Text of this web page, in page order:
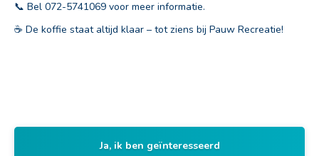
📞 Bel 072-5741069 voor meer informatie.
☕ De koffie staat altijd klaar – tot ziens bij Pauw Recreatie!
Ja, ik ben geïnteresseerd